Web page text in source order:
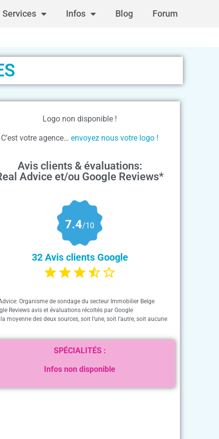
Services Infos Blog Forum
Logo non disponible !
C’est votre agence…envoyez nous votre logo !
Avis clients & évaluations:
Advice et/ou Google Reviews*
7.4/10
32 Avis clients Google
Organisme de sondage du secteur Immobilier Belge
Reviews avis et évaluations récoltés par Google
moyenne des deux sources, soit l’une, soit l’autre, soit aucune
SPÉCIALITÉS :
Infos non disponible